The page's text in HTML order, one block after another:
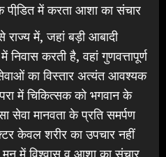
पीडि़त में करता आशा का संचार
में, जहां बड़ी आबादी
निवास करती है, वहां गुणवत्तापूर्ण
सेवाओं का विस्तार अत्यंत आवश्यक
में चिकित्सक को भगवान के
सेवा मानवता के प्रति समर्पण
केवल शरीर का उपचार नहीं
में विश्वास व आशा का संचार